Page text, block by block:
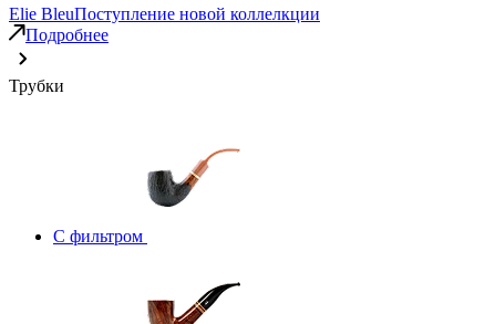
Elie BleuПоступление новой коллелкции
Подробнее
Трубки
С фильтром